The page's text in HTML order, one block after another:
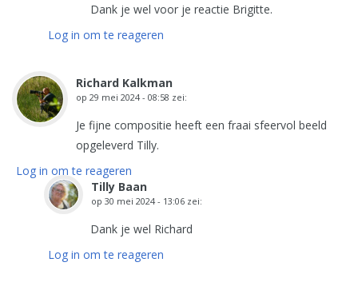
Dank je wel voor je reactie Brigitte.
Log in om te reageren
Richard Kalkman
op 29 mei 2024 - 08:58 zei:
Je fijne compositie heeft een fraai sfeervol beeld
opgeleverd Tilly.
Log in om te reageren
Tilly Baan
op 30 mei 2024 - 13:06 zei:
Dank je wel Richard
Log in om te reageren